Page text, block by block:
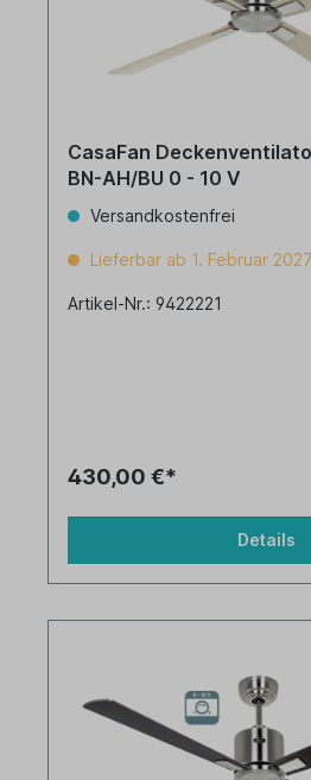
CasaFan
BN-AH/BU 0 - 10 V
Versandkostenfrei
Lieferbar ab 1. Februar 2027
Artikel-Nr.: 9422221
430,00 €*
Details